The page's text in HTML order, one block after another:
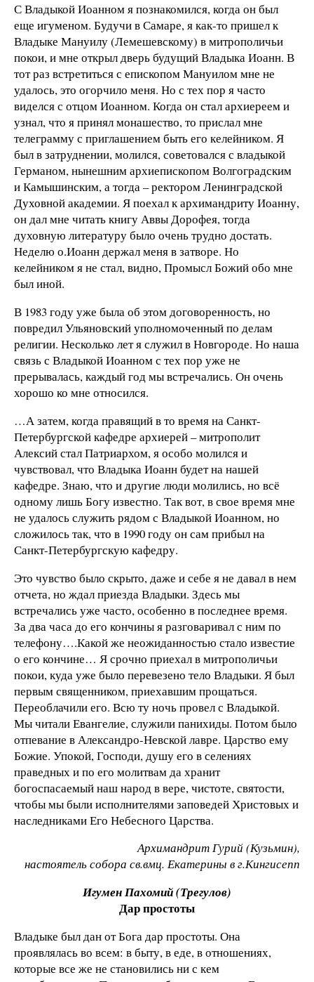
С Владыкой Иоанном я познакомился, когда он был
еще игуменом. Будучи в Самаре, я как-то пришел к
Владыке Мануилу (Лемешевскому) в митрополичьи
покои, и мне открыл дверь будущий Владыка Иоанн. В
тот раз встретиться с епископом Мануилом мне не
удалось, это огорчило меня. Но с тех пор я часто
виделся с отцом Иоанном. Когда он стал архиереем и
узнал, что я принял монашество, то прислал мне
телеграмму с приглашением быть его келейником. Я
был в затруднении, молился, советовался с владыкой
Германом, нынешним архиепископом Волгоградским
и Камышинским, а тогда – ректором Ленинградской
Духовной академии. Я поехал к архимандриту Иоанну,
он дал мне читать книгу Аввы Дорофея, тогда
духовную литературу было очень трудно достать.
Неделю о.Иоанн держал меня в затворе. Но
келейником я не стал, видно, Промысл Божий обо мне
был иной.
В 1983 году уже была об этом договоренность, но
повредил Ульяновский уполномоченный по делам
религии. Несколько лет я служил в Новгороде. Но наша
связь с Владыкой Иоанном с тех пор уже не
прерывалась, каждый год мы встречались. Он очень
хорошо ко мне относился.
…А затем, когда правящий в то время на Санкт-
Петербургской кафедре архиерей – митрополит
Алексий стал Патриархом, я особо молился и
чувствовал, что Владыка Иоанн будет на нашей
кафедре. Знаю, что и другие люди молились, но всё
одному лишь Богу известно. Так вот, в свое время мне
не удалось служить рядом с Владыкой Иоанном, но
сложилось так, что в 1990 году он сам прибыл на
Санкт-Петербургскую кафедру.
Это чувство было скрыто, даже и себе я не давал в нем
отчета, но ждал приезда Владыки. Здесь мы
встречались уже часто, особенно в последнее время.
За два часа до его кончины я разговаривал с ним по
телефону….Какой же неожиданностью стало известие
о его кончине… Я срочно приехал в митрополичьи
покои, куда уже было перевезено тело Владыки. Я был
первым священником, приехавшим прощаться.
Переоблачили его. Всю ту ночь провел с Владыкой.
Мы читали Евангелие, служили панихиды. Потом было
отпевание в Александро-Невской лавре. Царство ему
Божие. Упокой, Господи, душу его в селениях
праведных и по его молитвам да хранит
богоспасаемый наш народ в вере, чистоте, святости,
чтобы мы были исполнителями заповедей Христовых и
наследниками Его Небесного Царства.
Архимандрит Гурий (Кузьмин),
настоятель собора св.вмц. Екатерины в г.Кингисепп
Игумен Пахомий (Трегулов)
Дар простоты
Владыке был дан от Бога дар простоты. Она
проявлялась во всем: в быту, в еде, в отношениях,
которые все же не становились ни с кем